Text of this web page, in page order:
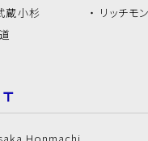
蔵小杉
リッチモ